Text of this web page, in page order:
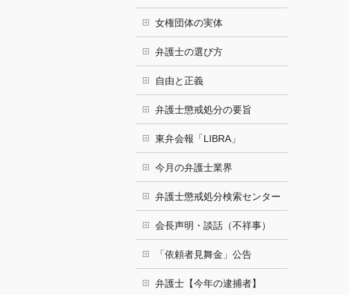
女権団体の実体
弁護士の選び方
自由と正義
弁護士懲戒処分の要旨
東弁会報「LIBRA」
今月の弁護士業界
弁護士懲戒処分検索センター
会長声明・談話（不祥事）
「依頼者見舞金」公告
弁護士【今年の逮捕者】